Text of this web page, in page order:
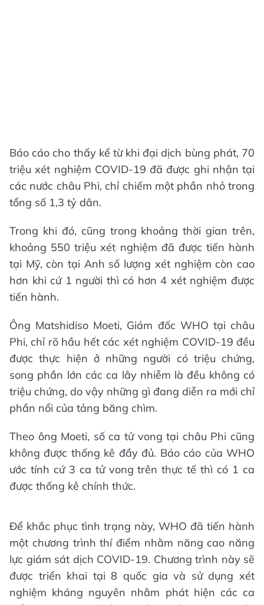
Báo cáo cho thấy kể từ khi đại dịch bùng phát, 70
triệu xét nghiệm COVID-19 đã được ghi nhận tại
các nước châu Phi, chỉ chiếm một phần nhỏ trong
tổng số 1,3 tỷ dân.
Trong khi đó, cũng trong khoảng thời gian trên,
khoảng 550 triệu xét nghiệm đã được tiến hành
tại Mỹ, còn tại Anh số lượng xét nghiệm còn cao
hơn khi cứ 1 người thì có hơn 4 xét nghiệm được
tiến hành.
Ông Matshidiso Moeti, Giám đốc WHO tại châu
Phi, chỉ rõ hầu hết các xét nghiệm COVID-19 đều
được thực hiện ở những người có triệu chứng,
song phần lớn các ca lây nhiễm là đều không có
triệu chứng, do vậy những gì đang diễn ra mới chỉ
phần nổi của tảng băng chìm.
Theo ông Moeti, số ca tử vong tại châu Phi cũng
không được thống kê đầy đủ. Báo cáo của WHO
ước tính cứ 3 ca tử vong trên thực tế thì có 1 ca
được thống kê chính thức.
Để khắc phục tình trạng này, WHO đã tiến hành
một chương trình thí điểm nhằm năng cao năng
lực giám sát dịch COVID-19. Chương trình này sẽ
được triển khai tại 8 quốc gia và sử dụng xét
nghiệm kháng nguyên nhằm phát hiện các ca